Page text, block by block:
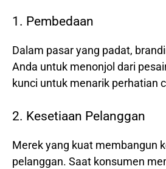
1. Pembedaan
Dalam pasar yang padat,
Anda untuk menonjol dari
kunci untuk menarik perhatian
2. Kesetiaan Pelanggan
Merek yang kuat membangun
pelanggan. Saat konsumen